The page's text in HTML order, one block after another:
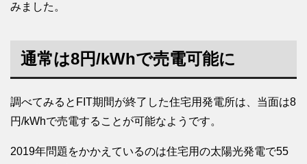
みました。
通常は8円/kWhで売電可能に
調べてみるとFIT期間が終了した住宅用発電所は、当面は8
円/kWhで売電することが可能なようです。
2019年問題をかかえているのは住宅用の太陽光発電で55